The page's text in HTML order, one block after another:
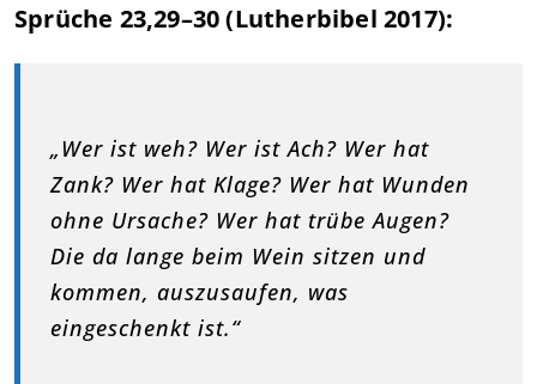
Sprüche 23,29–30 (Lutherbibel 2017):
„Wer ist weh? Wer ist Ach? Wer hat
Zank? Wer hat Klage? Wer hat Wunden
ohne Ursache? Wer hat trübe Augen?
Die da lange beim Wein sitzen und
kommen, auszusaufen, was
eingeschenkt ist.“